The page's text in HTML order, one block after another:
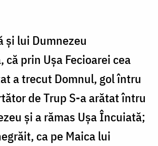
şi lui Dumnezeu
că prin Uşa Fecioarei cea
a trecut Domnul, gol întru
de Trup S-a arătat întru
şi a rămas Uşa Încuiată;
ca pe Maica lui